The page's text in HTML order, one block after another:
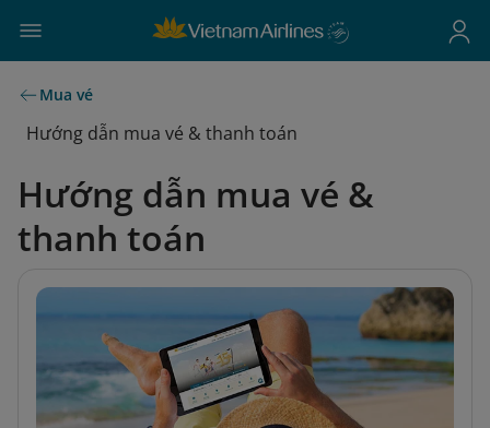
Mua vé
Hướng dẫn mua vé & thanh toán
Hướng dẫn mua vé &
thanh toán